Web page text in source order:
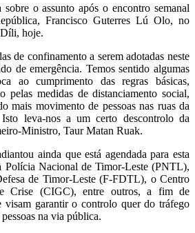
o assunto após o encontro semanal
Francisco Guterres Lú Olo, no
hoje.
de confinamento a serem adotadas neste
de emergência. Temos sentido algumas
ao cumprimento das regras básicas,
pelas medidas de distanciamento social,
mais movimento de pessoas nas ruas da
leva-nos a um certo descontrolo da
Ministro, Taur Matan Ruak.
ainda que está agendada para esta
Polícia Nacional de Timor-Leste (PNTL),
de Timor-Leste (F-FDTL), o Centro
Crise (CIGC), entre outros, a fim de
visam garantir o controlo quer do tráfego
na via pública.